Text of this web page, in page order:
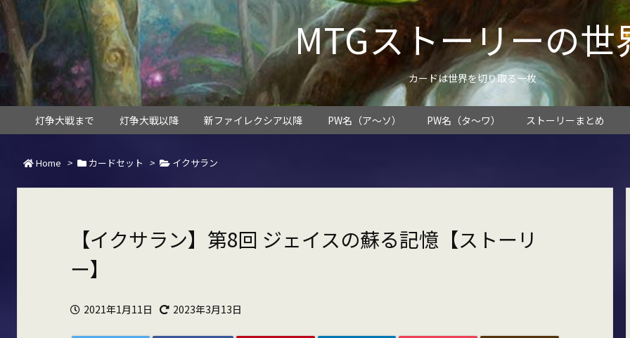
MTGストーリーの世
カードは世界を切り取る一枚
灯争大戦まで 灯争大戦以降 新ファイレクシア以降 PW名（ア～ソ） PW名（タ～ワ） ストーリーまとめ
Home > カードセット > イクサラン
【イクサラン】第8回 ジェイスの蘇る記憶【ストーリ
ー】
2021年1月11日 2023年3月13日